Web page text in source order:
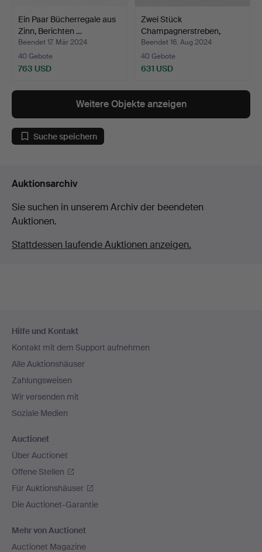
Ein Paar Bücherregale aus
Zinn, Berichten …
Beendet 17. Mär 2024
40 Gebote
763 USD
Zwei Stück
Champagnerstreben,
Silber, Mosk…
Beendet 16. Aug 2024
40 Gebote
631 USD
Weitere Objekte anzeigen
Suche speichern
Auktionsarchiv
Sie suchen in unserem Archiv der beendeten
Auktionen.
Stattdessen laufende Auktionen anzeigen.
Navigation
Hilfe und Kontakt
Kontakt mit dem Support aufnehmen
Alle Auktionshäuser
Zahlungsweisen
Wir versenden mit
Soziale Medien
Auctionet
Über Auctionet
Offene Stellen
Für Auktionshäuser
Die Auctionet-Garantie
Mehr von Auctionet
Auctionet Magazine